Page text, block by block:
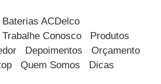
Baterias ACDelco
Trabalhe Conosco
Produtos
Depoimentos
Orçamento
Quem Somos
Dicas